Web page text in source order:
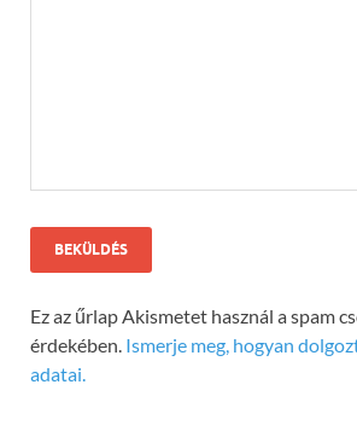
Ez az űrlap Akismetet használ a spam
érdekében. Ismerje meg, hogyan
adatai.